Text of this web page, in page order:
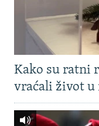
Kako su ratni
vraćali život u